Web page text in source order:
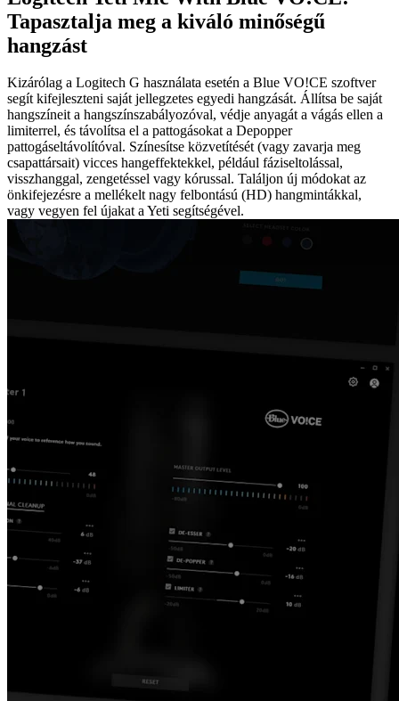
Tapasztalja meg a kiváló minőségű
hangzást
Kizárólag a Logitech G használata esetén a Blue VO!CE szoftver
segít kifejleszteni saját jellegzetes egyedi hangzását. Állítsa be saját
hangszíneit a hangszínszabályozóval, védje anyagát a vágás ellen a
limiterrel, és távolítsa el a pattogásokat a Depopper
pattogáseltávolítóval. Színesítse közvetítését (vagy zavarja meg
csapattársait) vicces hangeffektekkel, például fáziseltolással,
visszhanggal, zengetéssel vagy kórussal. Találjon új módokat az
önkifejezésre a mellékelt nagy felbontású (HD) hangmintákkal,
vagy vegyen fel újakat a Yeti segítségével.